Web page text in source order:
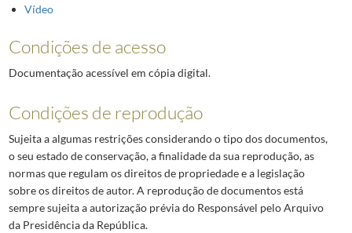
Vídeo
Condições de acesso
Documentação acessível em cópia digital.
Condições de reprodução
Sujeita a algumas restrições considerando o tipo dos documentos,
o seu estado de conservação, a finalidade da sua reprodução, as
normas que regulam os direitos de propriedade e a legislação
sobre os direitos de autor. A reprodução de documentos está
sempre sujeita a autorização prévia do Responsável pelo Arquivo
da Presidência da República.